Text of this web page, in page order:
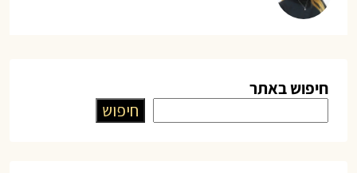
חיפוש באתר
חיפוש